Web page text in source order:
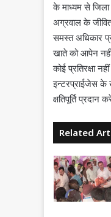
के माध्यम से
अग्रवाल के
समस्त अधिकार
खाते को आपेन
कोई प्रतिरक्षा
इन्टरप्राईजेस के
क्षतिपूर्ति प्रदान
Related